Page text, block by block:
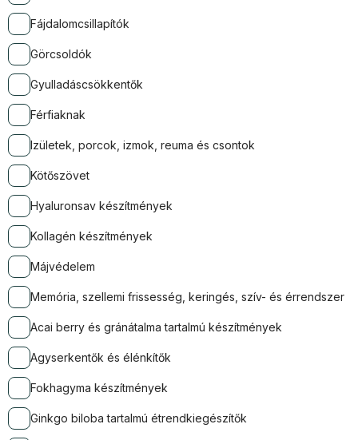
Fájdalomcsillapítók
Görcsoldók
Gyulladáscsökkentők
Férfiaknak
Izületek, porcok, izmok, reuma és csontok
Kötőszövet
Hyaluronsav készítmények
Kollagén készítmények
Májvédelem
Memória, szellemi frissesség, keringés, szív- és érrendszer
Acai berry és gránátalma tartalmú készítmények
Agyserkentők és élénkítők
Fokhagyma készítmények
Ginkgo biloba tartalmú étrendkiegészítők